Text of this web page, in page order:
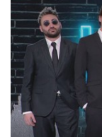
Anche se l'Italia
contesto globale
lontano.